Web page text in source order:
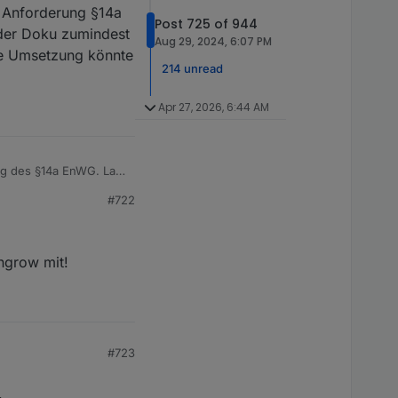
vor...
§14a
Doku zumindest
Umsetzung könnte
§14a EnWG. Laut
aus dem Netz
befragt zucken
aber auch
es wohl EEbus
sicherlich Off-
#722
mit!
#723
Post 725 of 944
Aug 29, 2024, 6:07 PM
214 unread
Apr 27, 2026, 6:44 AM